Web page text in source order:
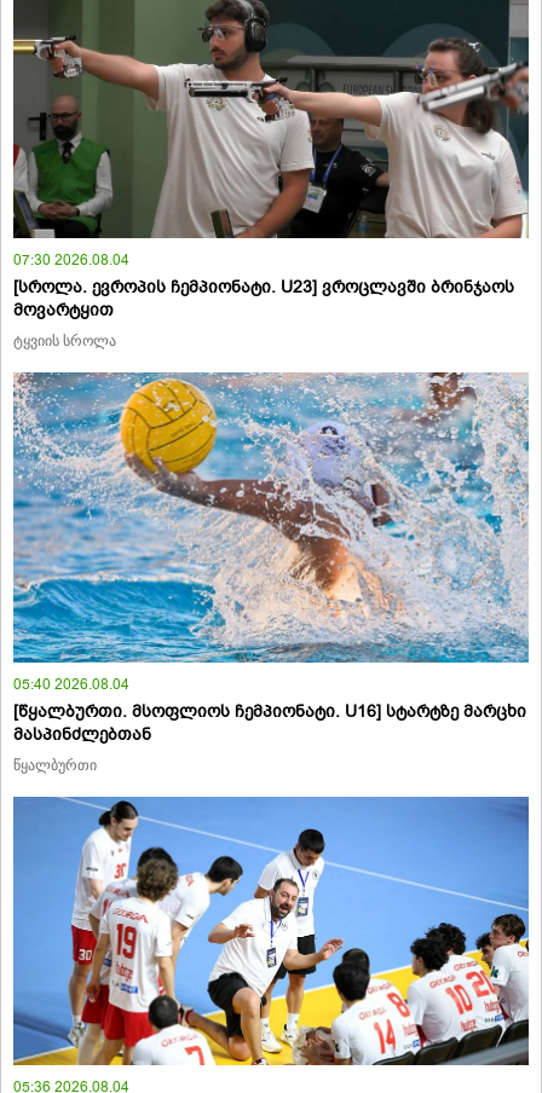
07:30 2026.08.04
[სროლა. ევროპის ჩემპიონატი. U23] ვროცლავში ბრინჯაოს
მოვარტყით
ტყვიის სროლა
05:40 2026.08.04
[წყალბურთი. მსოფლიოს ჩემპიონატი. U16] სტარტზე მარცხი
მასპინძლებთან
წყალბურთი
05:36 2026.08.04